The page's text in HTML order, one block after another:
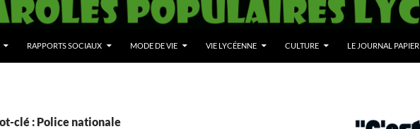
RAPPORTS SOCIAUX MODE DE VIE VIE LYCÉENNE CULTURE LE JOURNAL PAPIER
clé : Police nationale